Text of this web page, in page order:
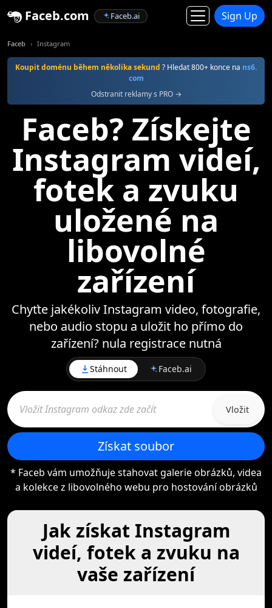
Faceb.com Faceb.ai Sign Up
Faceb Instagram
Koupit doménu během několika sekund ? Hledat 800+ konce na ns6.
com
Odstranit reklamy s PRO →
Faceb? Získejte
Instagram videí,
fotek a zvuku
uložené na
libovolné
zařízení
Chyťte jakékoliv Instagram video, fotografie,
nebo audio stopu a uložit ho přímo do
zařízení? nula registrace nutná
Stáhnout Faceb.ai
Vložit
Získat soubor
* Faceb vám umožňuje stahovat galerie obrázků, videa
a kolekce z libovolného webu pro hostování obrázků
Jak získat Instagram
videí, fotek a zvuku na
vaše zařízení